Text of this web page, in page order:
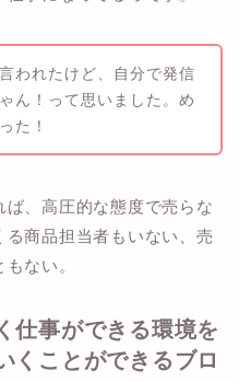
われたけど、自分で発信
ん！って思いました。め
た！
、高圧的な態度で売らな
商品担当者もいない、売
ない。
仕事ができる環境を
くことができるブロ